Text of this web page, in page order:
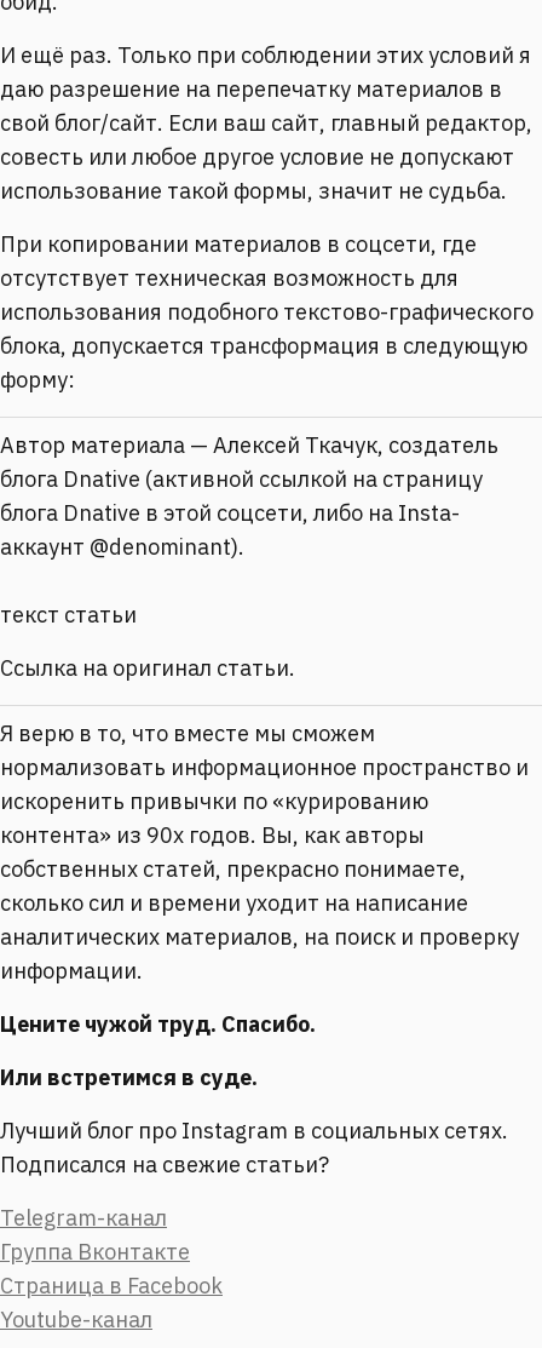
И ещё раз. Только при соблюдении этих условий я
даю разрешение на перепечатку материалов в
свой блог/сайт. Если ваш сайт, главный редактор,
совесть или любое другое условие не допускают
использование такой формы, значит не судьба.
При копировании материалов в соцсети, где
отсутствует техническая возможность для
использования подобного текстово-графического
блока, допускается трансформация в следующую
форму:
Автор материала — Алексей Ткачук, создатель
блога Dnative (активной ссылкой на страницу
блога Dnative в этой соцсети, либо на Insta-
аккаунт @denominant).
текст статьи
Ссылка на оригинал статьи.
Я верю в то, что вместе мы сможем
нормализовать информационное пространство и
искоренить привычки по «курированию
контента» из 90х годов. Вы, как авторы
собственных статей, прекрасно понимаете,
сколько сил и времени уходит на написание
аналитических материалов, на поиск и проверку
информации.
Цените чужой труд. Спасибо.
Или встретимся в суде.
Лучший блог про Instagram в социальных сетях.
Подписался на свежие статьи?
Telegram-канал
Группа Вконтакте
Страница в Facebook
Youtube-канал